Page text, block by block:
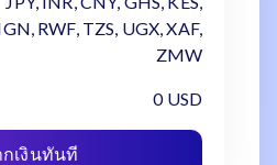
RWF, TZS, UGX, XAF,
ZMW
0 USD
กเงินทันที